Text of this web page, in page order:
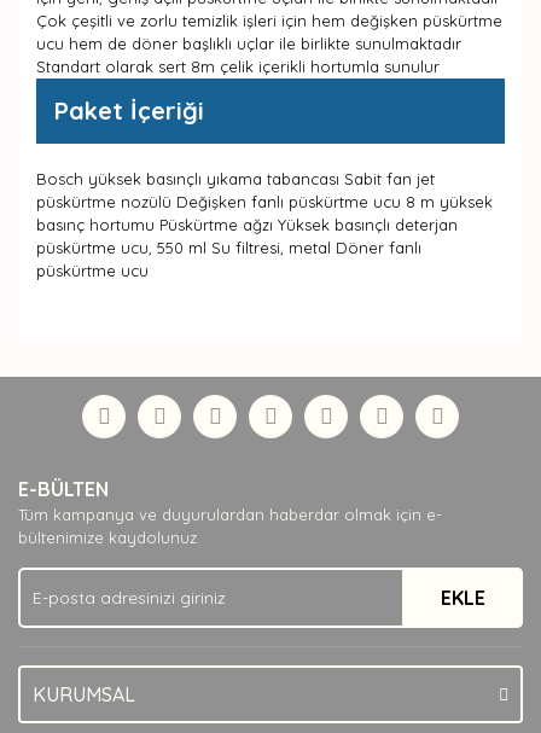
Çok çeşitli ve zorlu temizlik işleri için hem değişken püskürtme
ucu hem de döner başlıklı uçlar ile birlikte sunulmaktadır
Standart olarak sert 8m çelik içerikli hortumla sunulur
Paket İçeriği
Bosch yüksek basınçlı yıkama tabancası Sabit fan jet
püskürtme nozülü Değişken fanlı püskürtme ucu 8 m yüksek
basınç hortumu Püskürtme ağzı Yüksek basınçlı deterjan
püskürtme ucu, 550 ml Su filtresi, metal Döner fanlı
püskürtme ucu
Yorum Yaz
formunu kullanarak tarafımıza iletebilirsiniz.
Görüş ve önerileriniz için teşekkür ederiz.
Ürün açıklamasında eksik bilgiler bulunuyor.
Ürün bilgilerinde hatalar bulunuyor.
Ürün fiyatı diğer sitelerden daha pahalı.
Bu ürüne benzer farklı alternatifler olmalı.
E-BÜLTEN
Tüm kampanya ve duyurulardan haberdar olmak için e-
bültenimize kaydolunuz.
EKLE
KURUMSAL